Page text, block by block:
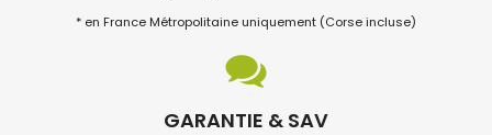
* en France Métropolitaine uniquement (Corse incluse)
GARANTIE & SAV